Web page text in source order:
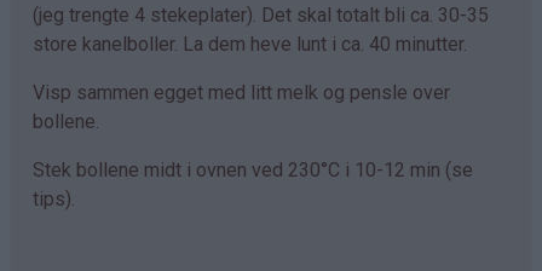
(jeg trengte 4 stekeplater). Det skal totalt bli ca. 30-35
store kanelboller. La dem heve lunt i ca. 40 minutter.
Visp sammen egget med litt melk og pensle over
bollene.
Stek bollene midt i ovnen ved 230°C i 10-12 min (se
tips).